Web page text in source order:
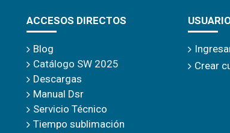
ACCESOS DIRECTOS
Blog
Catálogo SW 2025
Descargas
Manual Dsr
Servicio Técnico
Tiempo sublimación
Crear